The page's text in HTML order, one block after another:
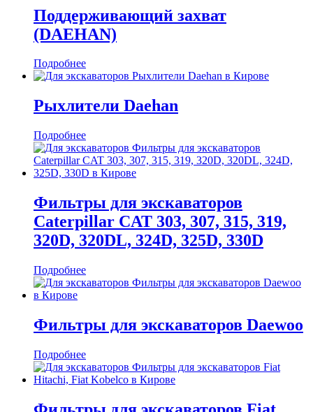
Поддерживающий захват
(DAEHAN)
Подробнее
Рыхлители Daehan
Подробнее
Фильтры для экскаваторов
Caterpillar CAT 303, 307, 315, 319,
320D, 320DL, 324D, 325D, 330D
Подробнее
Фильтры для экскаваторов Daewoo
Подробнее